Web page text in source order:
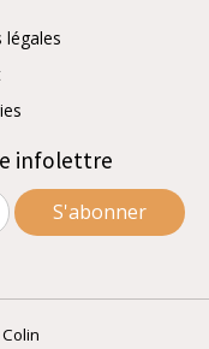
infolettre
S'abonner